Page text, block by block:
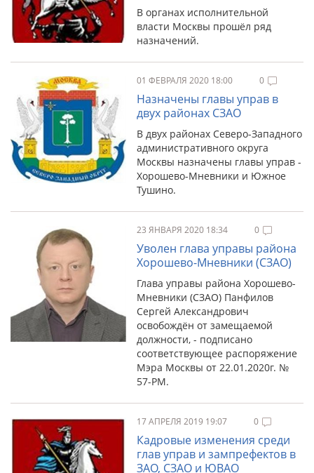
В органах исполнительной
власти Москвы прошёл ряд
назначений.
01 ФЕВРАЛЯ 2020 18:00 0
Назначены главы управ в
двух районах СЗАО
В двух районах Северо-Западного
административного округа
Москвы назначены главы управ -
Хорошево-Мневники и Южное
Тушино.
23 ЯНВАРЯ 2020 18:34 0
Уволен глава управы района
Хорошево-Мневники (СЗАО)
Глава управы района Хорошево-
Мневники (СЗАО) Панфилов
Сергей Александрович
освобождён от замещаемой
должности, - подписано
соответствующее распоряжение
Мэра Москвы от 22.01.2020г. №
57-РМ.
17 АПРЕЛЯ 2019 19:07 0
Кадровые изменения среди
глав управ и зампрефектов в
ЗАО, СЗАО и ЮВАО